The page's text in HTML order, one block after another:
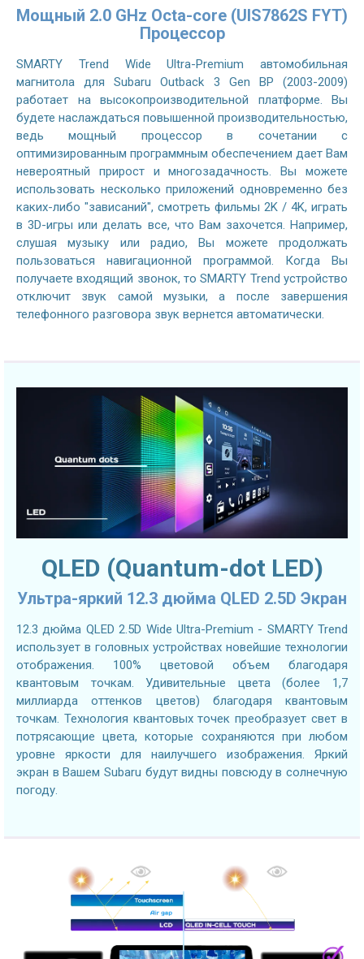
Мощный 2.0 GHz Octa-core (UIS7862S FYT)
Процессор
SMARTY Trend Wide Ultra-Premium автомобильная
магнитола для Subaru Outback 3 Gen BP (2003-2009)
работает на высокопроизводительной платформе. Вы
будете наслаждаться повышенной производительностью,
ведь мощный процессор в сочетании с
оптимизированным программным обеспечением дает Вам
невероятный прирост и многозадачность. Вы можете
использовать несколько приложений одновременно без
каких-либо "зависаний", смотреть фильмы 2K / 4K, играть
в 3D-игры или делать все, что Вам захочется. Например,
слушая музыку или радио, Вы можете продолжать
пользоваться навигационной программой. Когда Вы
получаете входящий звонок, то SMARTY Trend устройство
отключит звук самой музыки, а после завершения
телефонного разговора звук вернется автоматически.
QLED (Quantum-dot LED)
Ультра-яркий 12.3 дюйма QLED 2.5D Экран
12.3 дюйма QLED 2.5D Wide Ultra-Premium - SMARTY Trend
использует в головных устройствах новейшие технологии
отображения. 100% цветовой объем благодаря
квантовым точкам. Удивительные цвета (более 1,7
миллиарда оттенков цветов) благодаря квантовым
точкам. Технология квантовых точек преобразует свет в
потрясающие цвета, которые сохраняются при любом
уровне яркости для наилучшего изображения. Яркий
экран в Вашем Subaru будут видны повсюду в солнечную
погоду.